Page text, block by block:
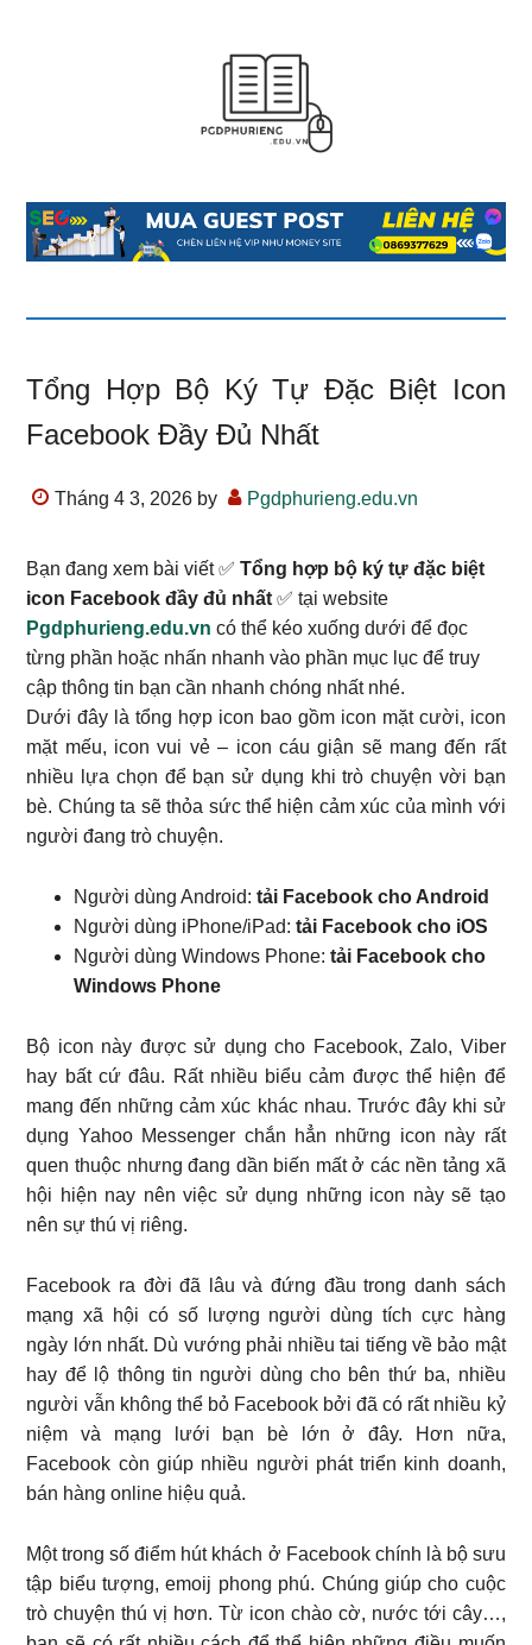
Tổng Hợp Bộ Ký Tự Đặc Biệt Icon
Facebook Đầy Đủ Nhất
Tháng 4 3, 2026 by Pgdphurieng.edu.vn
Bạn đang xem bài viết ✅Tổng hợp bộ ký tự đặc biệt
icon Facebook đầy đủ nhất ✅ tại website
Pgdphurieng.edu.vn có thể kéo xuống dưới để đọc
từng phần hoặc nhấn nhanh vào phần mục lục để truy
cập thông tin bạn cần nhanh chóng nhất nhé.
Dưới đây là tổng hợp icon bao gồm icon mặt cười, icon
mặt mếu, icon vui vẻ – icon cáu giận sẽ mang đến rất
nhiều lựa chọn để bạn sử dụng khi trò chuyện vời bạn
bè. Chúng ta sẽ thỏa sức thể hiện cảm xúc của mình với
người đang trò chuyện.
Người dùng Android: tải Facebook cho Android
Người dùng iPhone/iPad: tải Facebook cho iOS
Người dùng Windows Phone: tải Facebook cho
Windows Phone
Bộ icon này được sử dụng cho Facebook, Zalo, Viber
hay bất cứ đâu. Rất nhiều biểu cảm được thể hiện để
mang đến những cảm xúc khác nhau. Trước đây khi sử
dụng Yahoo Messenger chắn hẳn những icon này rất
quen thuộc nhưng đang dần biến mất ở các nền tảng xã
hội hiện nay nên việc sử dụng những icon này sẽ tạo
nên sự thú vị riêng.
Facebook ra đời đã lâu và đứng đầu trong danh sách
mạng xã hội có số lượng người dùng tích cực hàng
ngày lớn nhất. Dù vướng phải nhiều tai tiếng về bảo mật
hay để lộ thông tin người dùng cho bên thứ ba, nhiều
người vẫn không thể bỏ Facebook bởi đã có rất nhiều kỷ
niệm và mạng lưới bạn bè lớn ở đây. Hơn nữa,
Facebook còn giúp nhiều người phát triển kinh doanh,
bán hàng online hiệu quả.
Một trong số điểm hút khách ở Facebook chính là bộ sưu
tập biểu tượng, emoij phong phú. Chúng giúp cho cuộc
trò chuyện thú vị hơn. Từ icon chào cờ, nước tới cây…,